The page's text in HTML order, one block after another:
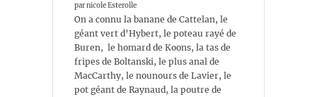
par nicole Esterolle
On a connu la banane de Cattelan, le
géant vert d’Hybert, le poteau rayé de
Buren, le homard de Koons, la tas de
fripes de Boltanski, le plus anal de
MacCarthy, le nounours de Lavier, le
pot géant de Raynaud, la poutre de